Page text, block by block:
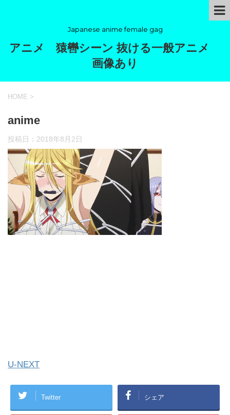
Japanese anime female gag
アニメ 猿轡シーン 抜ける一般アニメ
画像あり
HOME >
anime
投稿日： 2018年8月2日
U-NEXT
Twitter シェア